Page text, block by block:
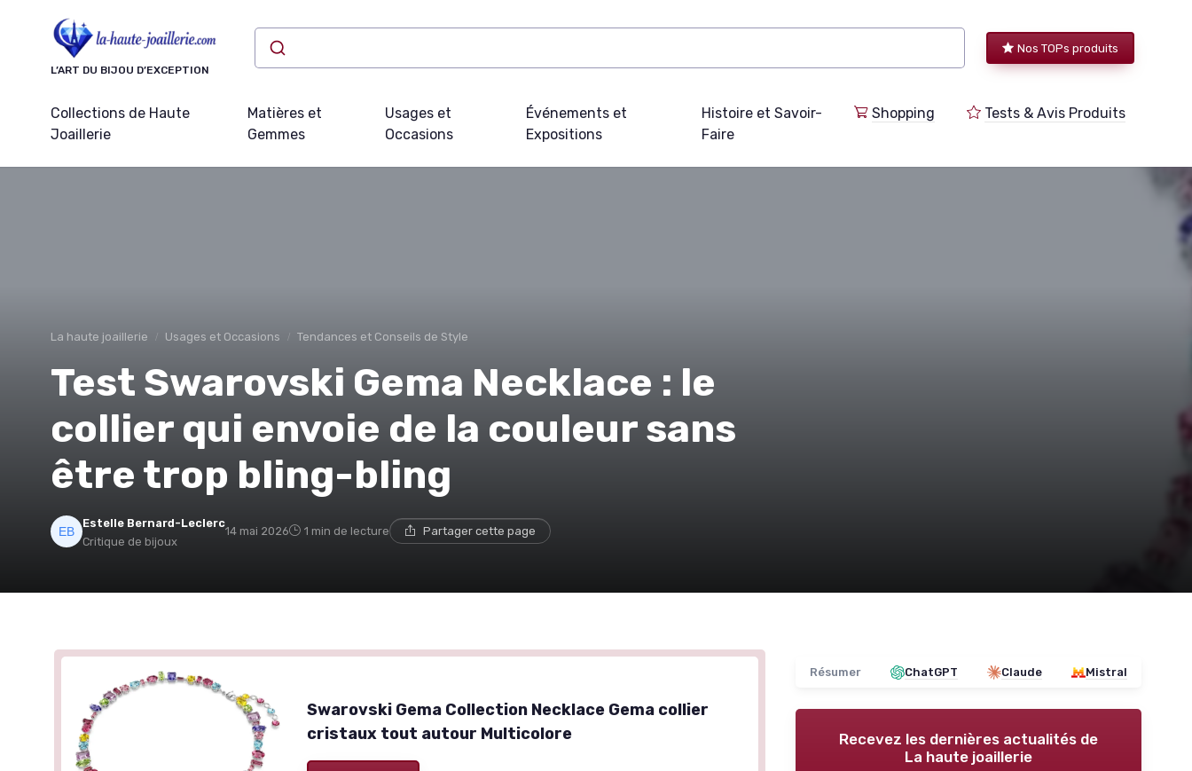
L’ART DU BIJOU D’EXCEPTION
Nos TOPs produits
Collections de Haute
Joaillerie
Matières et
Gemmes
Usages et
Occasions
Événements et
Expositions
Histoire et Savoir-
Faire
Shopping Tests & Avis Produits
La haute joaillerie Usages et Occasions Tendances et Conseils de Style
Test Swarovski Gema Necklace : le
collier qui envoie de la couleur sans
être trop bling-bling
Estelle Bernard-Leclerc
Critique de bijoux
14 mai 2026 1 min de lecture Partager cette page
Swarovski Gema Collection Necklace Gema collier
cristaux tout autour Multicolore
Résumer ChatGPT Claude Mistral
Recevez les dernières actualités de
La haute joaillerie